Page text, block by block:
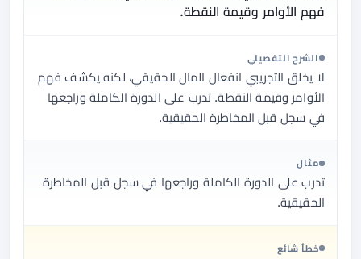
فهم الأوامر وقيمة النقطة.
الشرح التفصيلي
لا يخلق التجريبي انفعال المال الحقيقي، لكنه يكشف فهم
الأوامر وقيمة النقطة. تدرب على الدورة الكاملة وراجعها
في سجل قبل المخاطرة الحقيقية.
مثال
تدرب على الدورة الكاملة وراجعها في سجل قبل المخاطرة
الحقيقية.
خطأ شائع